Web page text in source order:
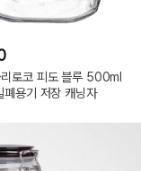
리로코 피도 블루 500ml
폐용기 저장 캐닝자